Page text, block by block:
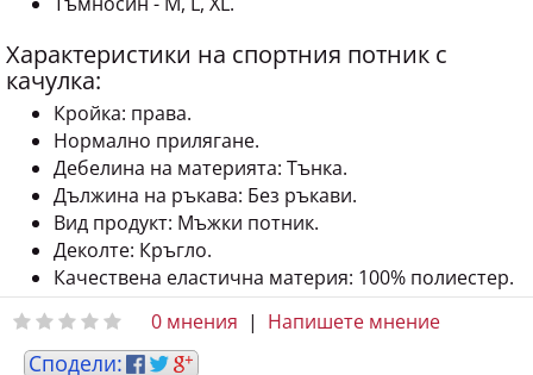
качулка:
Кройка: права.
Нормално прилягане.
Дебелина на материята: Тънка.
Дължина на ръкава: Без ръкави.
Вид продукт: Мъжки потник.
Деколте: Кръгло.
Качествена еластична материя: 100% полиестер.
0 мнения|Напишете мнение